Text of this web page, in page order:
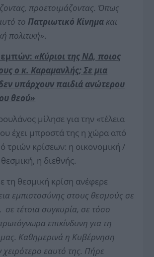
προετοιμάζοντας. Όπως
το Πατριωτικό Κίνημα και
πολιτική».
«Κύριοι της ΝΔ, ποιος
ο κ. Καραμανλής; Σε μια
υπάρχουν παιδιά ανώτερου
θεού»
μίλησε για την «τέλεια
έχει μπροστά της η χώρα από
τριών κρίσεων: η οικονομική /
η διεθνής.
τη θεσμική κρίση ανέφερε
εμπιστοσύνης στους θεσμούς σε
σε τέτοια συγκυρία, σε τόσο
επικίνδυνη για τη
Καθημερινά η Κυβέρνηση
χειρότερο εαυτό της. Πήρε